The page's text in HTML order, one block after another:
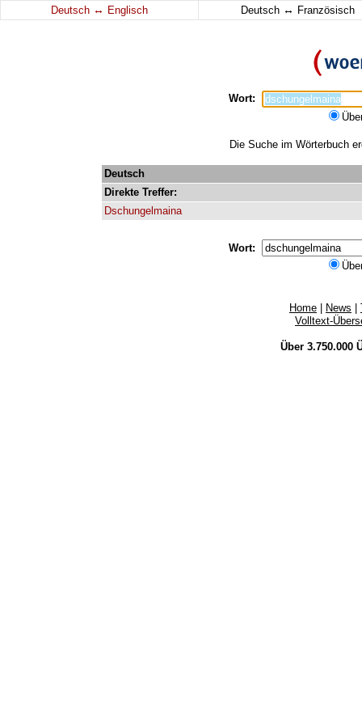
Deutsch ↔ Englisch Deutsch ↔ Französisch
Wort:
Die Suche im Wörterbuch
Deutsch
Direkte Treffer:
Dschungelmaina
Wort:
Home News
Volltext-
Über 3.750.000